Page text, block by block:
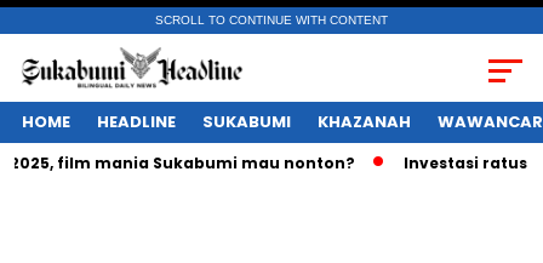
SCROLL TO CONTINUE WITH CONTENT
HOME HEADLINE SUKABUMI KHAZANAH
film mania Sukabumi mau nonton? Investasi ratusan